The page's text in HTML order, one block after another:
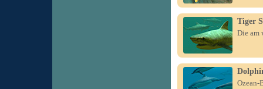
Tiger
Die am
Ozean-